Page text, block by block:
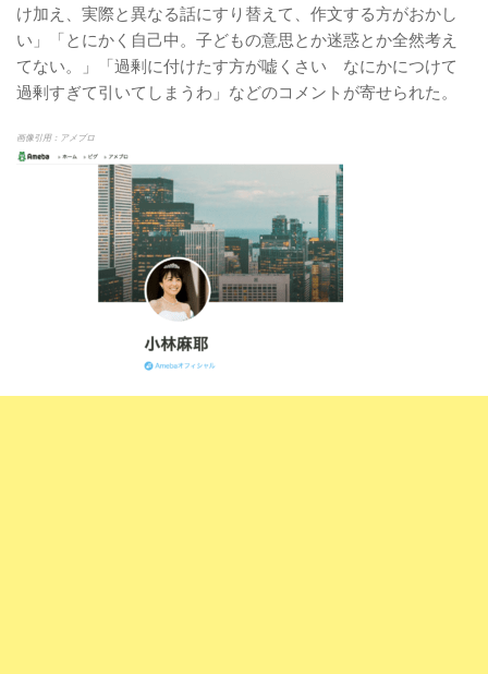
け加え、実際と異なる話にすり替えて、作文する方がおかし
い」「とにかく自己中。子どもの意思とか迷惑とか全然考え
てない。」「過剰に付けたす方が嘘くさい なにかにつけて
過剰すぎて引いてしまうわ」などのコメントが寄せられた。
画像引用：アメブロ